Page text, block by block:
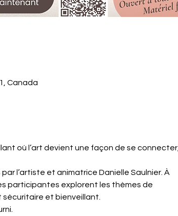
Canada
où l’art devient une façon de se connecter,
l’artiste et animatrice Danielle Saulnier. À
participantes explorent les thèmes de
sécuritaire et bienveillant.